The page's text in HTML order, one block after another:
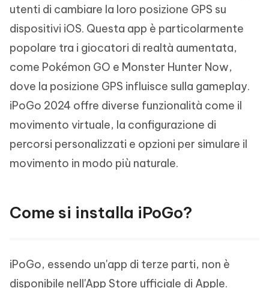
utenti di cambiare la loro posizione GPS su
dispositivi iOS. Questa app è particolarmente
popolare tra i giocatori di realtà aumentata,
come Pokémon GO e Monster Hunter Now,
dove la posizione GPS influisce sulla gameplay.
iPoGo 2024 offre diverse funzionalità come il
movimento virtuale, la configurazione di
percorsi personalizzati e opzioni per simulare il
movimento in modo più naturale.
Come si installa iPoGo?
iPoGo, essendo un'app di terze parti, non è
disponibile nell'App Store ufficiale di Apple.